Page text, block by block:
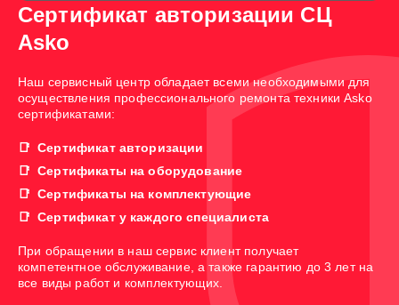
Сертификат авторизации СЦ
Asko
Наш сервисный центр обладает всеми необходимыми для
осуществления профессионального ремонта техники Asko
сертификатами:
Сертификат авторизации
Сертификаты на оборудование
Сертификаты на комплектующие
Сертификат у каждого специалиста
При обращении в наш сервис клиент получает
компетентное обслуживание, а также гарантию до 3 лет на
все виды работ и комплектующих.